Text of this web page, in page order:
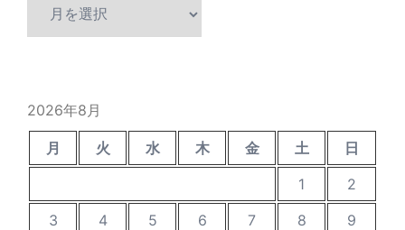
2026年8月
月 火 水 木 金 土
日
1
2
3
4 5 6 7 8
9